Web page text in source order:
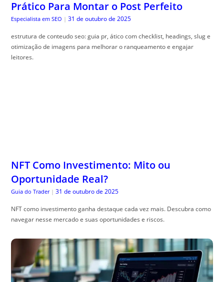
Prático Para Montar o Post Perfeito
Especialista em SEO | 31 de outubro de 2025
estrutura de conteudo seo: guia pr, ático com checklist, headings, slug e
otimização de imagens para melhorar o ranqueamento e engajar
leitores.
NFT Como Investimento: Mito ou
Oportunidade Real?
Guia do Trader | 31 de outubro de 2025
NFT como investimento ganha destaque cada vez mais. Descubra como
navegar nesse mercado e suas oportunidades e riscos.